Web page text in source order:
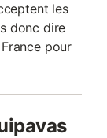
les
donc dire
pour